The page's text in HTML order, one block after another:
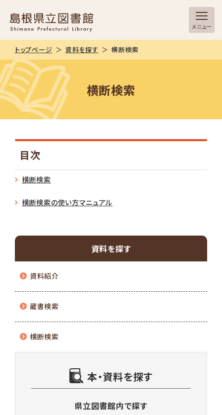
メニュー
トップページ 資料を探す 横断検索
横断検索
目次
横断検索
横断検索の使い方マニュアル
資料を探す
資料紹介
蔵書検索
横断検索
本・資料を探す
県立図書館内で探す